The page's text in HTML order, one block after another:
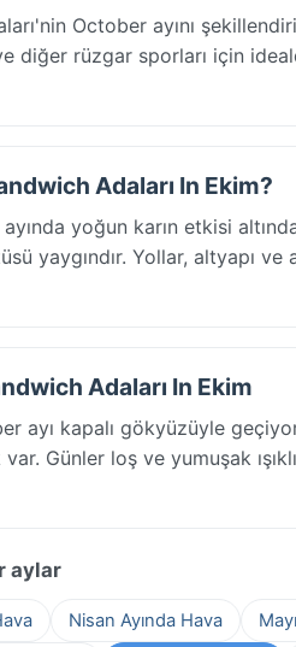
October ayını
diğer rüzgar sporları için
Adaları In Ekim?
yoğun karın etkisi
yaygındır. Yollar, altyapı ve
Adaları In Ekim
ayı kapalı gökyüzüyle
Günler loş ve yumuşak
aylar
Nisan Ayında Hava